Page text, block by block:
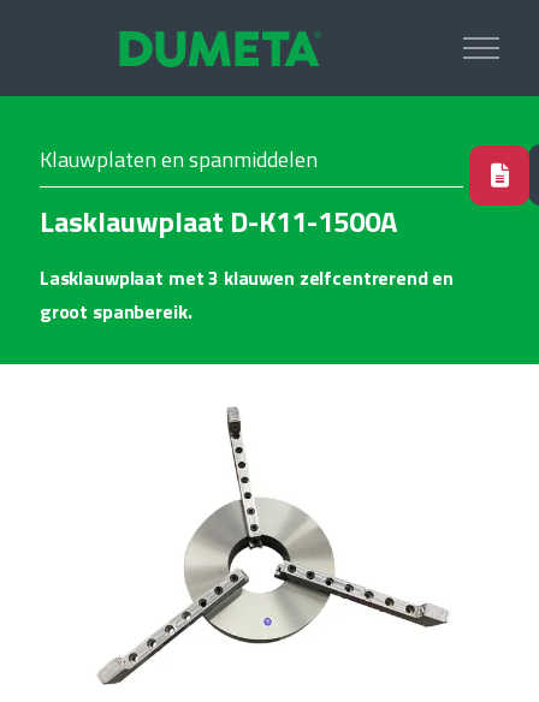
Klauwplaten en spanmiddelen
Lasklauwplaat D-K11-1500A
Lasklauwplaat met 3 klauwen zelfcentrerend en
groot spanbereik.